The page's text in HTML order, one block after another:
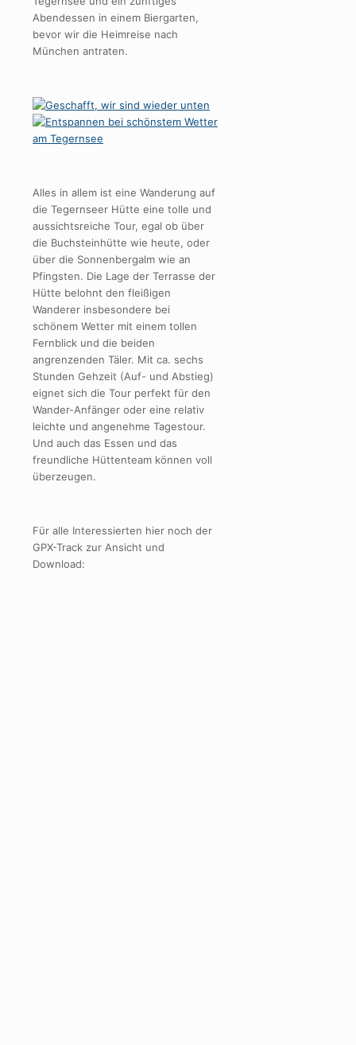
Abendessen in einem Biergarten,
bevor wir die Heimreise nach
München antraten.
Alles in allem ist eine Wanderung auf
die Tegernseer Hütte eine tolle und
aussichtsreiche Tour, egal ob über
die Buchsteinhütte wie heute, oder
über die Sonnenbergalm wie an
Pfingsten. Die Lage der Terrasse der
Hütte belohnt den fleißigen
Wanderer insbesondere bei
schönem Wetter mit einem tollen
Fernblick und die beiden
angrenzenden Täler. Mit ca. sechs
Stunden Gehzeit (Auf- und Abstieg)
eignet sich die Tour perfekt für den
Wander-Anfänger oder eine relativ
leichte und angenehme Tagestour.
Und auch das Essen und das
freundliche Hüttenteam können voll
überzeugen.
Für alle Interessierten hier noch der
GPX-Track zur Ansicht und
Download: